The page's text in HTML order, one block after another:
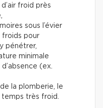
froid près
sous l’évier
froids pour
pénétrer,
minimale
(ex.
la plomberie, le
très froid.